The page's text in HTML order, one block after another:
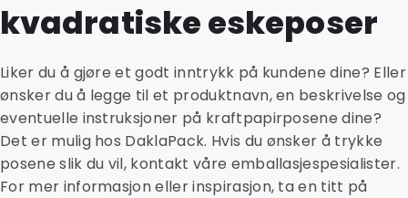
kvadratiske eskeposer
Liker du å gjøre et godt inntrykk på kundene dine? Eller
ønsker du å legge til et produktnavn, en beskrivelse og
eventuelle instruksjoner på kraftpapirposene dine?
Det er mulig hos DaklaPack. Hvis du ønsker å trykke
posene slik du vil, kontakt våre emballasjespesialister.
For mer informasjon eller inspirasjon, ta en titt på